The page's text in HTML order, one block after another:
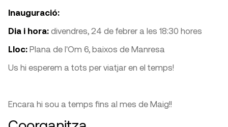
Inauguració:
Dia i hora: divendres, 24 de febrer a les 18:30 hores
Lloc: Plana de l'Om 6, baixos de Manresa
Us hi esperem a tots per viatjar en el temps!
Encara hi sou a temps fins al mes de Maig!!